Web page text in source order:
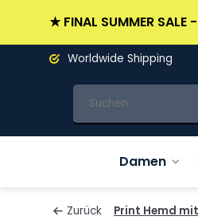
★ FINAL SUMMER
Worldwide Shipping
Damen
Zurück Print Hemd